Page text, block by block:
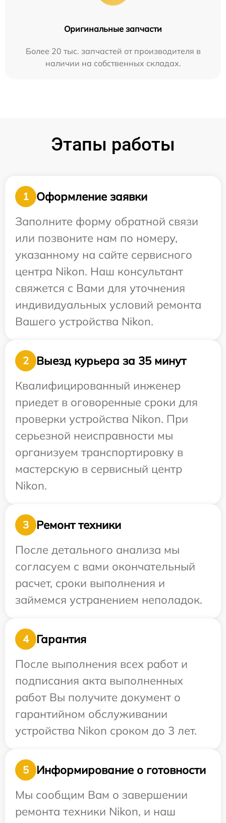
Оригинальные запчасти
Более 20 тыс. запчастей от производителя в
наличии на собственных складах.
Этапы работы
1
Оформление заявки
Заполните форму обратной связи
или позвоните нам по номеру,
указанному на сайте сервисного
центра Nikon. Наш консультант
свяжется с Вами для уточнения
индивидуальных условий ремонта
Вашего устройства Nikon.
2
Выезд курьера за 35 минут
Квалифицированный инженер
приедет в оговоренные сроки для
проверки устройства Nikon. При
серьезной неисправности мы
организуем транспортировку в
мастерскую в сервисный центр
Nikon.
3
Ремонт техники
После детального анализа мы
согласуем с вами окончательный
расчет, сроки выполнения и
займемся устранением неполадок.
4
Гарантия
После выполнения всех работ и
подписания акта выполненных
работ Вы получите документ о
гарантийном обслуживании
устройства Nikon сроком до 3 лет.
5
Информирование о готовности
Мы сообщим Вам о завершении
ремонта техники Nikon, и наш